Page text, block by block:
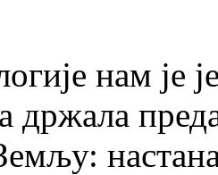
нам је
држала